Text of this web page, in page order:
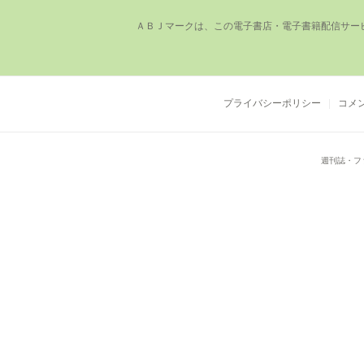
ＡＢＪマークは、この電⼦書店・電⼦書籍配信サ
プライバシーポリシー コメ
週刊誌・フ